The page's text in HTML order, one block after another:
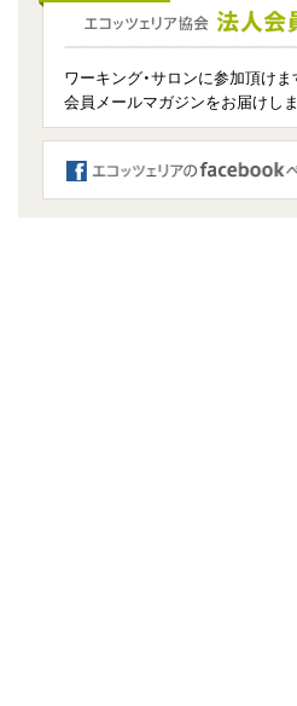
ワーキング・サロンに参加頂けま
会員メールマガジンをお届けしま